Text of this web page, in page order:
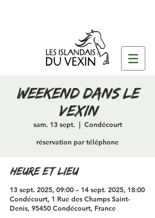
weekend dans le
vexin
sam. 13 sept.
  |
Condécourt
réservation par téléphone
Heure et lieu
13 sept. 2025, 09:00 – 14 sept. 2025, 18:00
Condécourt, 1 Rue des Champs Saint-
Denis, 95450 Condécourt, France